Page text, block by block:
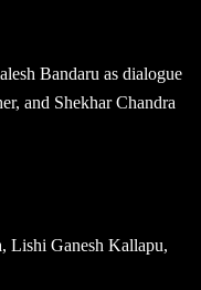
Bandaru as dialogue
and Shekhar Chandra
Lishi Ganesh Kallapu,